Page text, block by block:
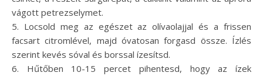
vágott petrezselymet.
5. Locsold meg az egészet az olívaolajjal és a frissen
facsart citromlével, majd óvatosan forgasd össze. Ízlés
szerint kevés sóval és borssal ízesítsd.
6. Hűtőben 10-15 percet pihentesd, hogy az ízek